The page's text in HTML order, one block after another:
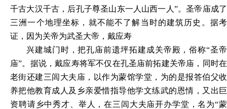
千古大汉千古，后孔子尊圣山东一人山西一人”。圣帝庙成了
三洲一个地理坐标，就不能不了解当时的建筑历史。据考
证，因为关帝为武圣大帝，戴应寿
兴建城门时，把孔庙前遗坪拓建成关帝殿，俗称“圣帝
庙”。据说，戴应寿将军不仅在孔圣庙前拓建关帝庙，同时在
老街还建三闾大夫庙，以作为蒙馆学堂，为的是报答伯父收
养把他教育成人及乡亲爱惜指导他学文练武的恩情，又出巨
资聘请乡中秀才、举人，在三闾大夫庙开办学堂，名为“蒙